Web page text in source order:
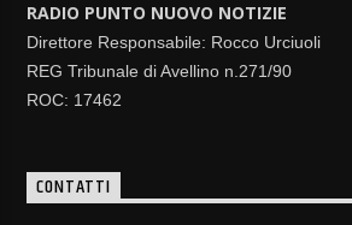
RADIO PUNTO NUOVO NOTIZIE
Direttore Responsabile: Rocco Urciuoli
REG Tribunale di Avellino n.271/90
ROC: 17462
CONTATTI